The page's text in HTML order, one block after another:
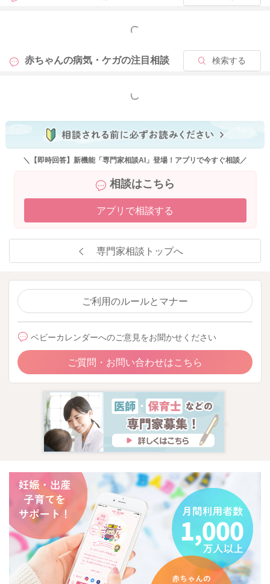
もっと見る
赤ちゃんの病気・ケガの注目相談 検索する
もっと見る
＼【即時回答】新機能「専門家相談AI」登場！アプリで今すぐ相談／
相談はこちら
アプリで相談する
専門家相談トップへ
ご利用のルールとマナー
ベビーカレンダーへのご意見をお聞かせください
ご質問・お問い合わせはこちら